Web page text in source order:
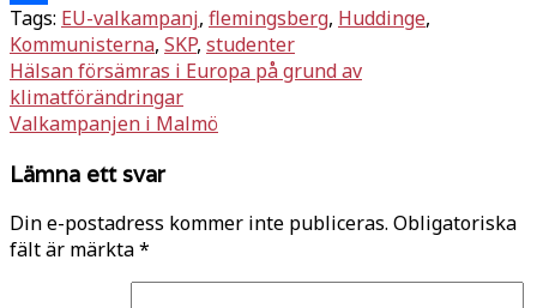
Dela
Tags: EU-valkampanj, flemingsberg, Huddinge,
Kommunisterna, SKP, studenter
Inläggsnavigering
Hälsan försämras i Europa på grund av
klimatförändringar
Valkampanjen i Malmö
Lämna ett svar
Din e-postadress kommer inte publiceras. Obligatoriska
fält är märkta*